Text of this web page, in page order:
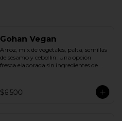
Gohan Vegan
Arroz, mix de vegetales, palta, semillas
de sésamo y cebollín. Una opción
fresca elaborada sin ingredientes de
$6.500